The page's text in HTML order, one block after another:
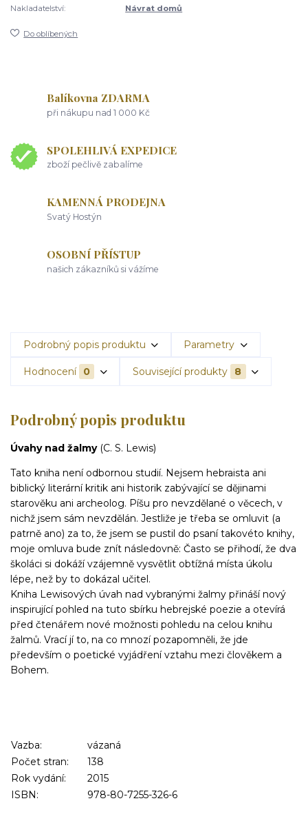
Nakladatelství:
Návrat domů
Do oblíbených
Balíkovna ZDARMA
při nákupu nad 1 000 Kč
SPOLEHLIVÁ EXPEDICE
zboží pečlivě zabalíme
KAMENNÁ PRODEJNA
Svatý Hostýn
OSOBNÍ PŘÍSTUP
našich zákazníků si vážíme
Podrobný popis produktu Parametry
Hodnocení 0 Související produkty 8
Podrobný popis produktu
Úvahy nad žalmy (C. S. Lewis)
Tato kniha není odbornou studií. Nejsem hebraista ani
biblický literární kritik ani historik zabývající se dějinami
starověku ani archeolog. Píšu pro nevzdělané o věcech, v
nichž jsem sám nevzdělán. Jestliže je třeba se omluvit (a
patrně ano) za to, že jsem se pustil do psaní takovéto knihy,
moje omluva bude znít následovně: Často se přihodí, že dva
školáci si dokáží vzájemně vysvětlit obtížná místa úkolu
lépe, než by to dokázal učitel.
Kniha Lewisových úvah nad vybranými žalmy přináší nový
inspirující pohled na tuto sbírku hebrejské poezie a otevírá
před čtenářem nové možnosti pohledu na celou knihu
žalmů. Vrací jí to, na co mnozí pozapomněli, že jde
především o poetické vyjádření vztahu mezi člověkem a
Bohem.
Vazba:
vázaná
Počet stran:
138
Rok vydání:
2015
ISBN:
978-80-7255-326-6